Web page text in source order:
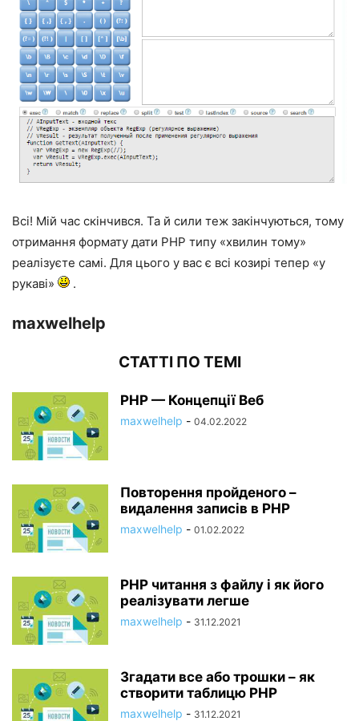
Всі! Мій час скінчився. Та й сили теж закінчуються, тому
отримання формату дати PHP типу «хвилин тому»
реалізуєте самі. Для цього у вас є всі козирі тепер «у
рукаві»
.
maxwelhelp
СТАТТІ ПО ТЕМІ
PHP — Концепції Веб
maxwelhelp - 04.02.2022
Повторення пройденого –
видалення записів в PHP
maxwelhelp - 01.02.2022
PHP читання з файлу і як його
реалізувати легше
maxwelhelp - 31.12.2021
Згадати все або трошки – як
створити таблицю PHP
maxwelhelp - 31.12.2021